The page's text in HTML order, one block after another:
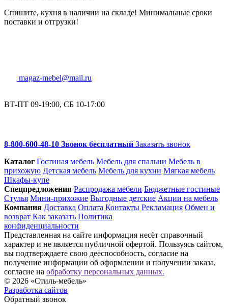
Спишите, кухня в наличии на складе! Минимальные сроки
поставки и отгрузки!
magaz-mebel@mail.ru
ВТ-ПТ 09-19:00, СБ 10-17:00
8-800-600-48-10 Звонок бесплатный Заказать звонок
Каталог Гостиная мебель Мебель для спальни Мебель в
прихожую Детская мебель Мебель для кухни Мягкая мебель
Шкафы-купе
Спец­предложения Распродажа мебели Бюджетные гостиные
Стулья Мини-прихожие Выгодные детские Акции на мебель
Компания Доставка Оплата Контакты Рекламация Обмен и
возврат Как заказать Политика
конфиденциальности
Представленная на сайте информация несёт справочный
характер и не является публичной офертой. Пользуясь сайтом,
вы подтверждаете свою дееспособность, согласие на
получение информации об оформлении и получении заказа,
согласие на обработку персональных данных.
© 2026 «Стиль-мебель»
Разработка сайтов
Обратный звонок